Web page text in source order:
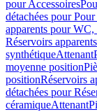
pour Accessoires
détachées pour
apparents pour
Réservoirs
synthétiqueAttenant
moyenne position
positionRéservoirs
détachées pour
céramiqueAttenant